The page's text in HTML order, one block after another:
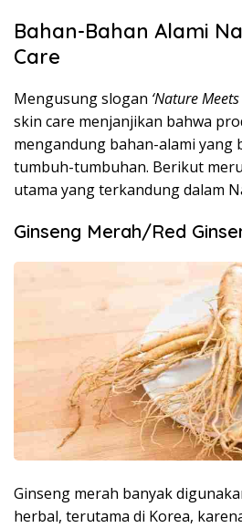
Bahan-Bahan Alami
Care
Mengusung slogan ‘Nature
skin care menjanjikan bahwa
mengandung bahan-alami yang
tumbuh-tumbuhan. Berikut
utama yang terkandung dalam
Ginseng Merah/Red
Ginseng merah banyak
herbal, terutama di Korea,